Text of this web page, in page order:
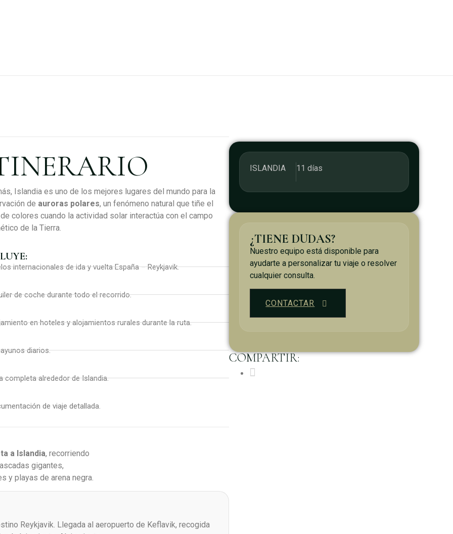
Islandia es uno de los mejores lugares del mundo para la
de auroras polares, un fenómeno natural que tiñe el
colores cuando la actividad solar interactúa con el campo
de la Tierra.
internacionales de ida y vuelta España – Reykjavik.
de coche durante todo el recorrido.
en hoteles y alojamientos rurales durante la ruta.
diarios.
completa alrededor de Islandia.
de viaje detallada.
a Islandia, recorriendo
gigantes,
y playas de arena negra.
Reykjavik. Llegada al aeropuerto de Keflavik, recogida
ISLANDIA 11 días
¿TIENE DUDAS?
Nuestro equipo está disponible para
ayudarte a personalizar tu viaje o resolver
cualquier consulta.
CONTACTAR
COMPARTIR: